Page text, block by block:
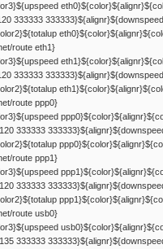
333333
route eth1}
333333
route ppp0}
333333
route ppp1}
333333
route usb0}
333333